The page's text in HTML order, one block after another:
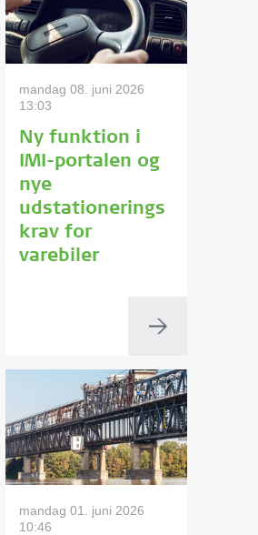
mandag 08. juni 2026
13:03
Ny funktion i
IMI-portalen og
nye
udstationerings
krav for
varebiler
mandag 01. juni 2026
10:46